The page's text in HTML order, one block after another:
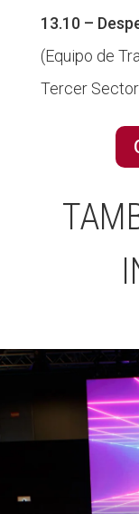
13.10 –
(Equipo de
Tercer